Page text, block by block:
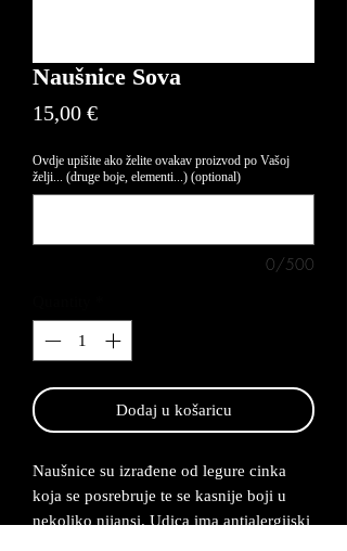
Naušnice Sova
15,00 €Price
Ovdje upišite ako želite ovakav proizvod po Vašoj
želji... (druge boje, elementi...) (optional)
0/500
Dodaj u košaricu
Naušnice su izrađene od legure cinka
koja se posrebruje te se kasnije boji u
nekoliko nijansi. Udica ima antialergijski